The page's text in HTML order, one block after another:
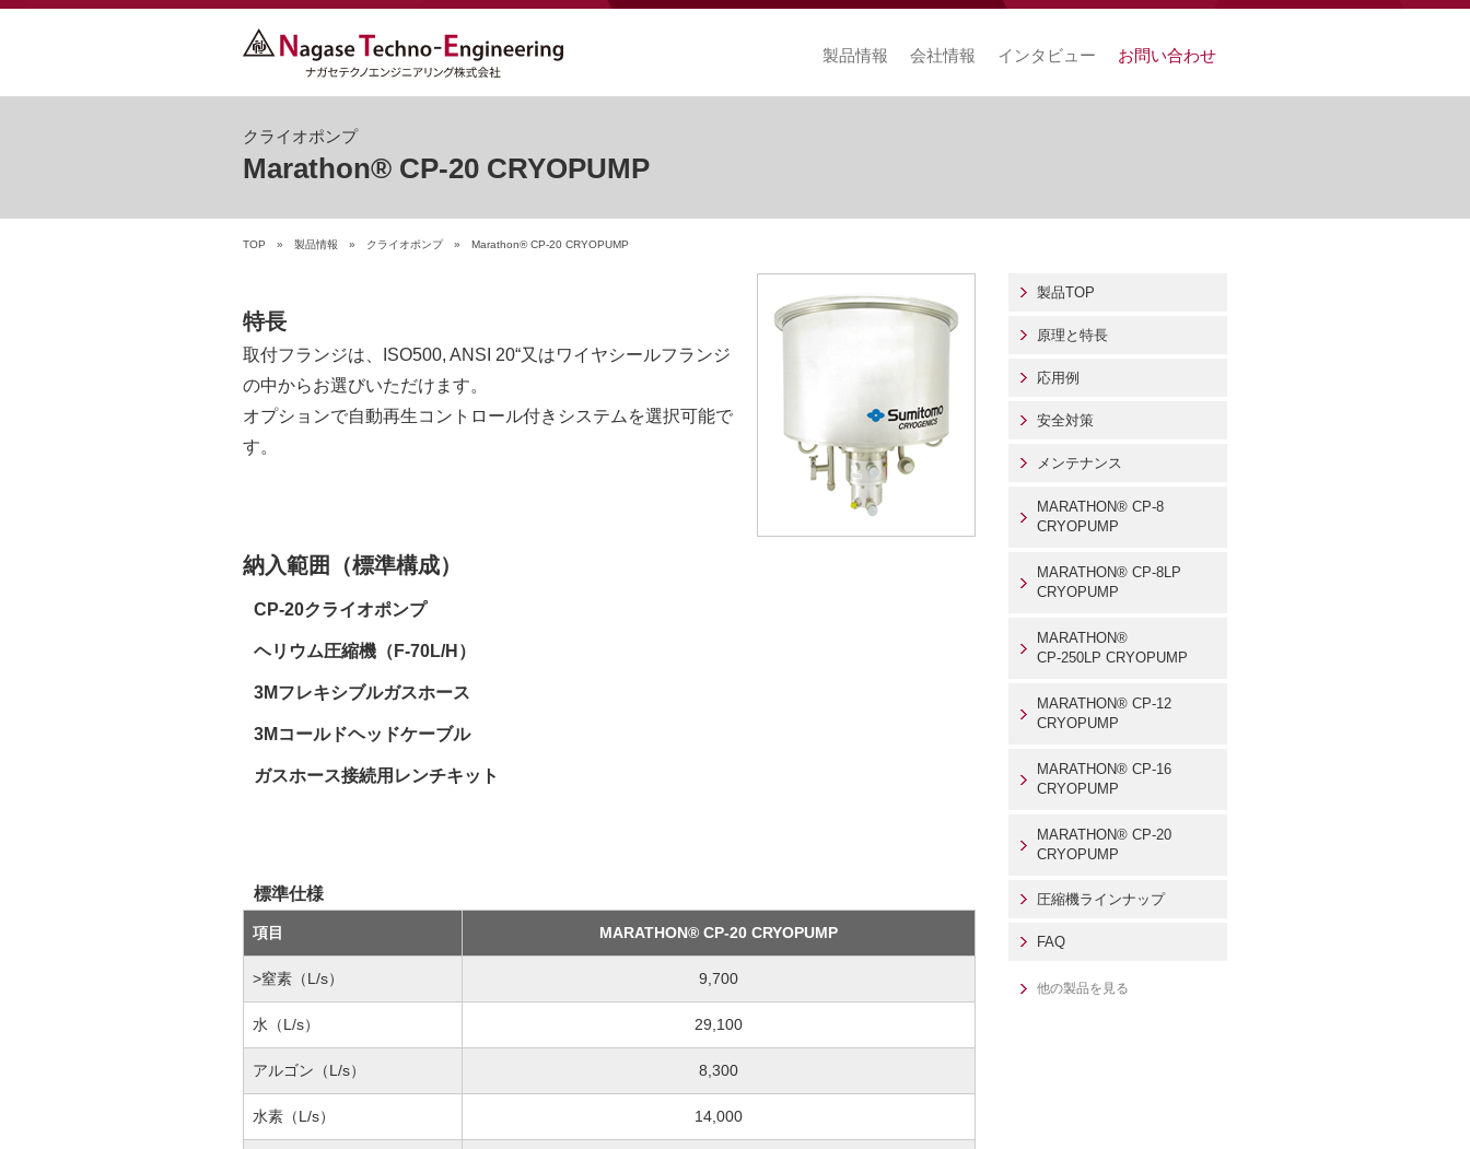
製品情報 会社情報 インタビュー お問い合わせ
クライオポンプ
Marathon® CP-20 CRYOPUMP
TOP » 製品情報 » クライオポンプ» Marathon® CP-20 CRYOPUMP
製品TOP
原理と特長
応用例
安全対策
メンテナンス
MARATHON® CP-8
CRYOPUMP
MARATHON® CP-8LP
CRYOPUMP
MARATHON®
CP-250LP CRYOPUMP
MARATHON® CP-12
CRYOPUMP
MARATHON® CP-16
CRYOPUMP
MARATHON® CP-20
CRYOPUMP
圧縮機ラインナップ
FAQ
他の製品を見る
特長
取付フランジは、ISO500, ANSI 20“又はワイヤシールフランジ
の中からお選びいただけます。
オプションで自動再生コントロール付きシステムを選択可能で
す。
納入範囲（標準構成）
CP-20クライオポンプ
ヘリウム圧縮機（F-70L/H）
3Mフレキシブルガスホース
3Mコールドヘッドケーブル
ガスホース接続用レンチキット
標準仕様
項目 MARATHON® CP-20 CRYOPUMP
>窒素（L/s） 9,700
水（L/s） 29,100
アルゴン（L/s） 8,300
水素（L/s） 14,000